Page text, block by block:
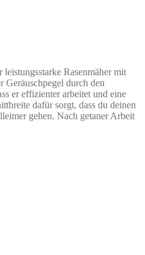
Rasenmäher mit
durch den
er effizienter arbeitet und eine
dafür sorgt, dass du deinen
gehen. Nach getaner Arbeit